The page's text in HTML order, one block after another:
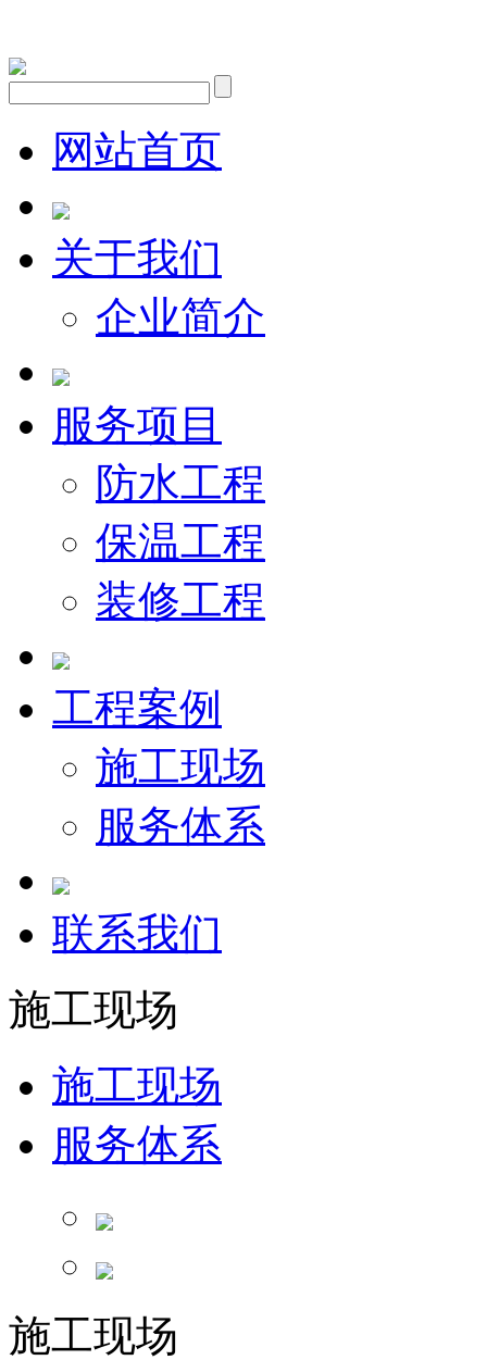
网站首页
关于我们
企业简介
服务项目
防水工程
保温工程
装修工程
工程案例
施工现场
服务体系
联系我们
施工现场
施工现场
服务体系
施工现场